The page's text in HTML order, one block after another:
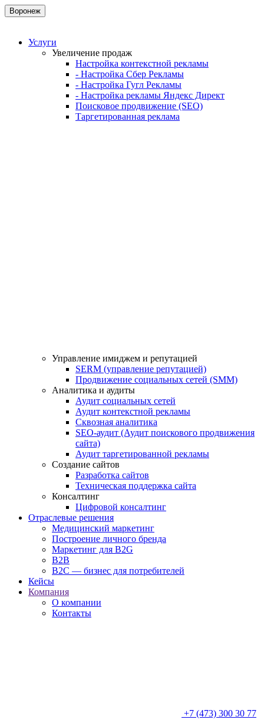
Воронеж
Услуги
Увеличение продаж
Настройка контекстной рекламы
- Настройка Сбер Рекламы
- Настройка Гугл Рекламы
- Настройка рекламы Яндекс Директ
Поисковое продвижение (SEO)
Таргетированная реклама
Управление имиджем и репутацией
SERM (управление репутацией)
Продвижение социальных сетей (SMM)
Аналитика и аудиты
Аудит социальных сетей
Аудит контекстной рекламы
Сквозная аналитика
SEO-аудит (Аудит поискового продвижения
сайта)
Аудит таргетированной рекламы
Создание сайтов
Разработка сайтов
Техническая поддержка сайта
Консалтинг
Цифровой консалтинг
Отраслевые решения
Медицинский маркетинг
Построение личного бренда
Маркетинг для B2G
B2B
B2C — бизнес для потребителей
Кейсы
Компания
О компании
Контакты
+7 (473) 300 30 77